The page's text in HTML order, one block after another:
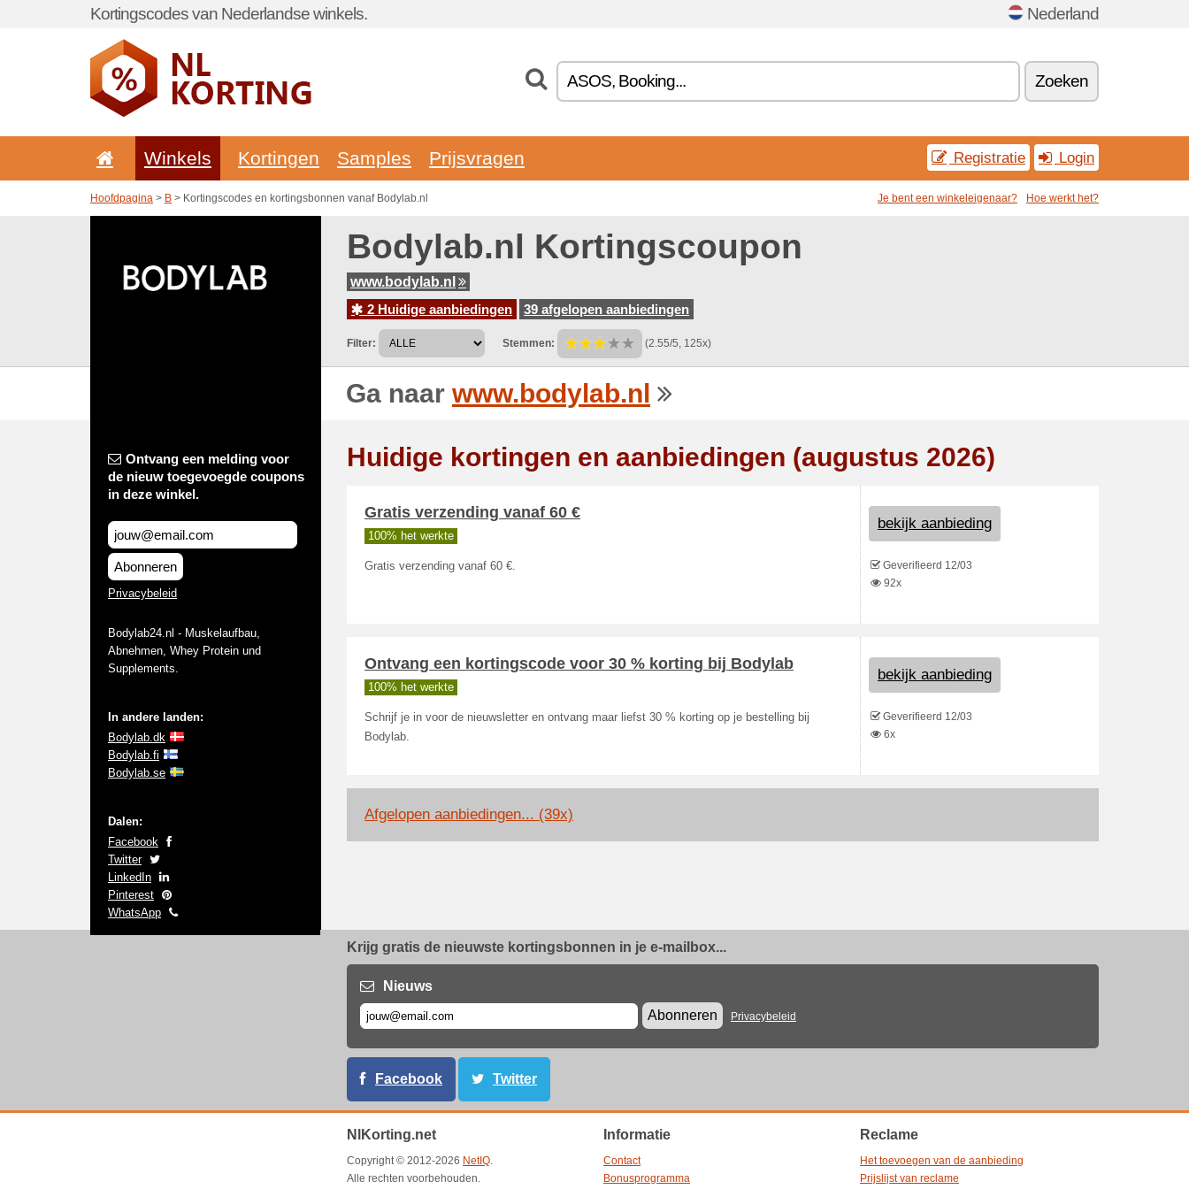
Kortingscodes van Nederlandse winkels. Nederland
Zoeken
Winkels Kortingen Samples Prijsvragen Registratie Login
Hoofdpagina > B > Kortingscodes en kortingsbonnen vanaf Bodylab.nl Je bent een winkeleigenaar? Hoe werkt het?
Bodylab.nl Kortingscoupon
www.bodylab.nl
2 Huidige aanbiedingen
39 afgelopen aanbiedingen
Filter: Stemmen: (2.55/5, 125x)
Ga naar www.bodylab.nl
Ontvang een melding voor
de nieuw toegevoegde coupons
in deze winkel.
Abonneren
Privacybeleid
Bodylab24.nl - Muskelaufbau,
Abnehmen, Whey Protein und
Supplements.
In andere landen:
Bodylab.dk
Bodylab.fi
Bodylab.se
Dalen:
Facebook
Twitter
LinkedIn
Pinterest
WhatsApp
Huidige kortingen en aanbiedingen (augustus 2026)
Gratis verzending vanaf 60 €
100% het werkte
Gratis verzending vanaf 60 €.
bekijk aanbieding
Geverifieerd 12/03
92x
Ontvang een kortingscode voor 30 % korting bij Bodylab
100% het werkte
Schrijf je in voor de nieuwsletter en ontvang maar liefst 30 % korting op je bestelling bij
Bodylab.
bekijk aanbieding
Geverifieerd 12/03
6x
Afgelopen aanbiedingen... (39x)
Krijg gratis de nieuwste kortingsbonnen in je e-mailbox...
Nieuws
Abonneren
Privacybeleid
Facebook Twitter
NlKorting.net
Copyright © 2012-2026 NetIQ.
Alle rechten voorbehouden.
Informatie
Contact
Bonusprogramma
Reclame
Het toevoegen van de aanbieding
Prijslijst van reclame